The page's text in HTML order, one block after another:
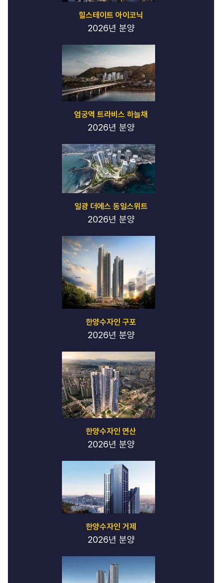
힐스테이트 아이코닉
2026년 분양
엄궁역 트라비스 하늘채
2026년 분양
일광 더에스 동일스위트
2026년 분양
한양수자인 구포
2026년 분양
한양수자인 연산
2026년 분양
한양수자인 거제
2026년 분양